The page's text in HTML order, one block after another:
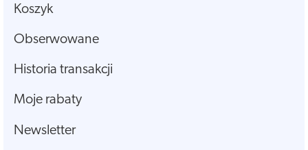
Koszyk
Obserwowane
Historia transakcji
Moje rabaty
Newsletter